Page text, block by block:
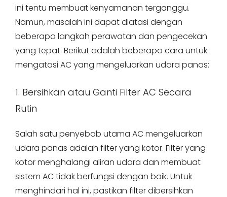
ini tentu membuat kenyamanan terganggu.
Namun, masalah ini dapat diatasi dengan
beberapa langkah perawatan dan pengecekan
yang tepat. Berikut adalah beberapa cara untuk
mengatasi AC yang mengeluarkan udara panas:
1. Bersihkan atau Ganti Filter AC Secara
Rutin
Salah satu penyebab utama AC mengeluarkan
udara panas adalah filter yang kotor. Filter yang
kotor menghalangi aliran udara dan membuat
sistem AC tidak berfungsi dengan baik. Untuk
menghindari hal ini, pastikan filter dibersihkan